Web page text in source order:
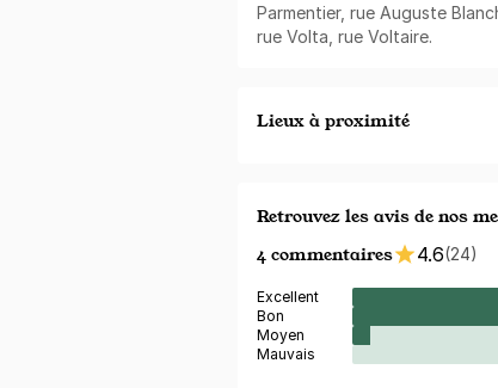
Parmentier, rue Auguste
rue Volta, rue Voltaire.
Lieux à proximité
Retrouvez les avis de nos
4 commentaires
4.6(24)
Excellent
Bon
Moyen
Mauvais